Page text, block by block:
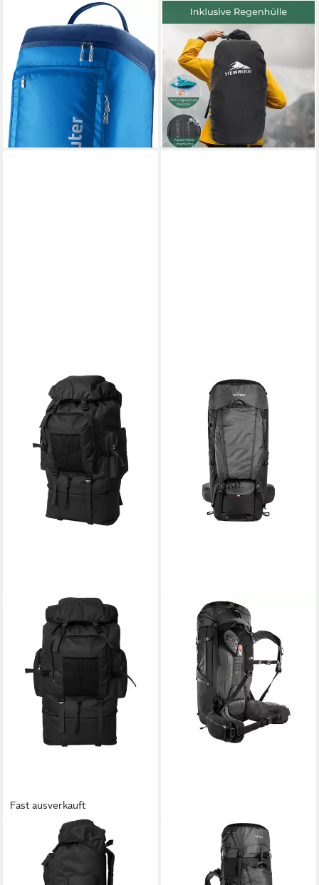
Reisetasche Duffel Pro Roller
90, 90 Liter Volumen, rollbar,
mit verstellbarem Griff
ab 160,14 €
lieferbar - in 2-3 Werktagen bei dir
STEINWOOD
Trekkingrucksack 70L,
Wanderrucksack, Backpacker-
Rucksack, Reiserucksack,
wasserabweis…
118,99 €
189,99 €
-37%
lieferbar - in 2-3 Werktagen bei dir
Fast ausverkauft
Wanderrucksack 100 L
Armeerucksack Rucksack
Freizeitrucksack
Sportrucksack Yukon X1,
420,00 €